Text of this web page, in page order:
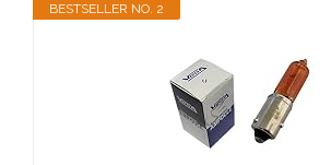
BESTSELLER NO. 2